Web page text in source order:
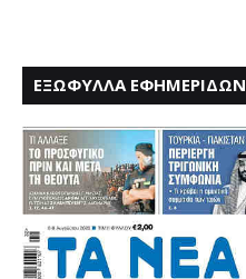
ΕΞΩΦΥΛΛΑ ΕΦΗΜΕΡΙΔΩΝ